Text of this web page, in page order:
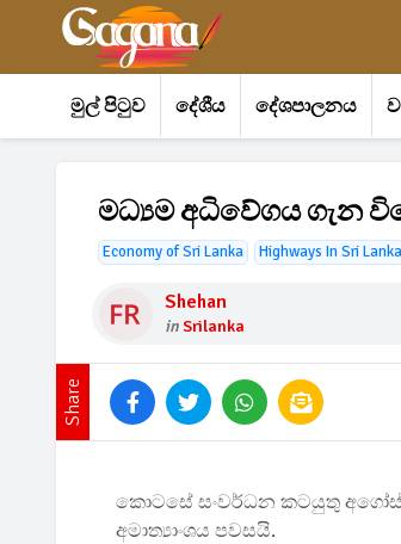
මුල් පිටුව දේශීය දේශපාලනය
මධ්‍යම අධිවේගය ගැන
Economy of Sri Lanka Highways In Sri Lanka
Shehan
inSrilanka
Share
කොටසේ සංවර්ධන කටයුතු
අමාත්‍යාංශය පවසයි.